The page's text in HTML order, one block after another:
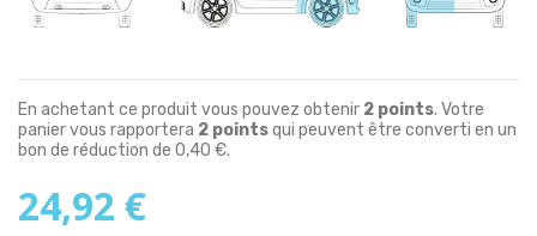
En achetant ce produit vous pouvez obtenir 2 points. Votre
panier vous rapportera 2 pointsqui peuvent être converti en un
bon de réduction de 0,40 €.
24,92 €